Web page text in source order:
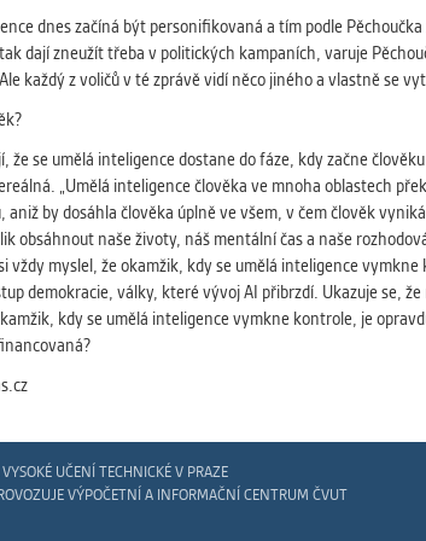
pomáhají vylepšovat
stran, které k těmto
Využívané za účelem
Vašich preferencí.
analýzou
OSTATNÍ
Cookies, které
dnes začíná být personifikovaná a tím podle
dají zneužít třeba v politických kampaních, varuje
každý z voličů v té zprávě vidí něco jiného a vlastně se
že se umělá inteligence dostane do fáze, kdy začne
„Umělá inteligence člověka ve mnoha oblastech
aniž by dosáhla člověka úplně ve všem, v čem člověk
obsáhnout naše životy, náš mentální čas a naše
vždy myslel, že okamžik, kdy se umělá inteligence
demokracie, války, které vývoj AI přibrzdí. Ukazuje se,
kdy se umělá inteligence vymkne kontrole, je
UČENÍ TECHNICKÉ V PRAZE
VÝPOČETNÍ A INFORMAČNÍ CENTRUM ČVUT